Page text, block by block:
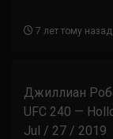
7 лет тому назад
Джиллиан
UFC 240 —
Jul / 27 / 2019